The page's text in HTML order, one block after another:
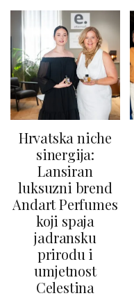
Hrvatska niche
sinergija:
Lansiran
luksuzni brend
Andart Perfumes
koji spaja
jadransku
prirodu i
umjetnost
Celestina